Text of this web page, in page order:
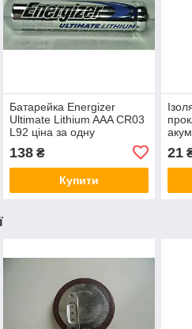
Батарейка Energizer
Ultimate Lithium AAA CR03
L92 ціна за одну
138₴
Купити
21